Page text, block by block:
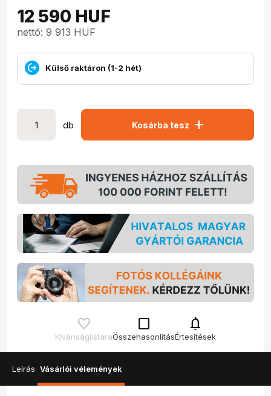
12 590 HUF
nettó: 9 913 HUF
Külső raktáron (1-2 hét)
db Kosárba tesz add
Kívánságlistára
check_box_outline_blank
Összehasonlítás
notifications
Értesítések
Leírás Vásárlói vélemények